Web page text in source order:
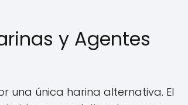
y Agentes
una única harina alternativa. El